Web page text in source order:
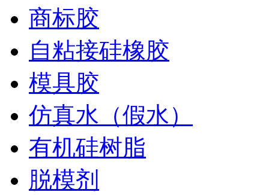
商标胶
自粘接硅橡胶
模具胶
仿真水（假水）
有机硅树脂
脱模剂